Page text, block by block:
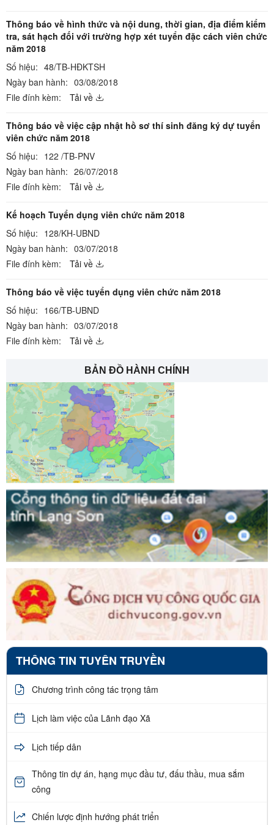
Thông báo về hình thức và nội dung, thời gian, địa điểm kiểm
tra, sát hạch đối với trường hợp xét tuyển đặc cách viên chức
năm 2018
Số hiệu: 48/TB-HĐKTSH
Ngày ban hành: 03/08/2018
File đính kèm:
Tải về
Thông báo về việc cập nhật hồ sơ thí sinh đăng ký dự tuyển
viên chức năm 2018
Số hiệu: 122 /TB-PNV
Ngày ban hành: 26/07/2018
File đính kèm:
Tải về
Kế hoạch Tuyển dụng viên chức năm 2018
Số hiệu: 128/KH-UBND
Ngày ban hành: 03/07/2018
File đính kèm:
Tải về
Thông báo về việc tuyển dụng viên chức năm 2018
Số hiệu: 166/TB-UBND
Ngày ban hành: 03/07/2018
File đính kèm:
Tải về
BẢN ĐỒ HÀNH CHÍNH
THÔNG TIN TUYÊN TRUYỀN
Chương trình công tác trọng tâm
Lịch làm việc của Lãnh đạo Xã
Lịch tiếp dân
Thông tin dự án, hạng mục đầu tư, đấu thầu, mua sắm
công
Chiến lược định hướng phát triển